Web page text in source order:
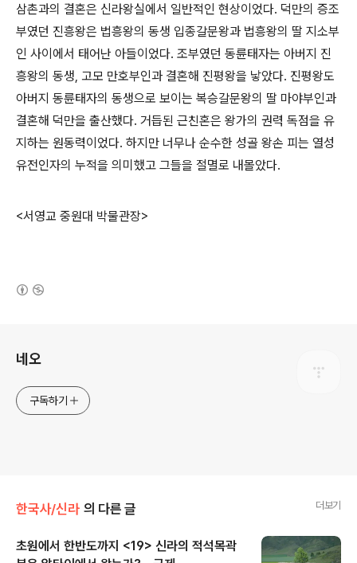
삼촌과의 결혼은 신라왕실에서 일반적인 현상이었다. 덕만의 증조
부였던 진흥왕은 법흥왕의 동생 입종갈문왕과 법흥왕의 딸 지소부
인 사이에서 태어난 아들이었다. 조부였던 동륜태자는 아버지 진
흥왕의 동생, 고모 만호부인과 결혼해 진평왕을 낳았다. 진평왕도
아버지 동륜태자의 동생으로 보이는 복승갈문왕의 딸 마야부인과
결혼해 덕만을 출산했다. 거듭된 근친혼은 왕가의 권력 독점을 유
지하는 원동력이었다. 하지만 너무나 순수한 성골 왕손 피는 열성
유전인자의 누적을 의미했고 그들을 절멸로 내몰았다.
<서영교 중원대 박물관장>
네오
구독하기
한국사/신라 의 다른 글 더보기
초원에서 한반도까지 <19> 신라의 적석목곽